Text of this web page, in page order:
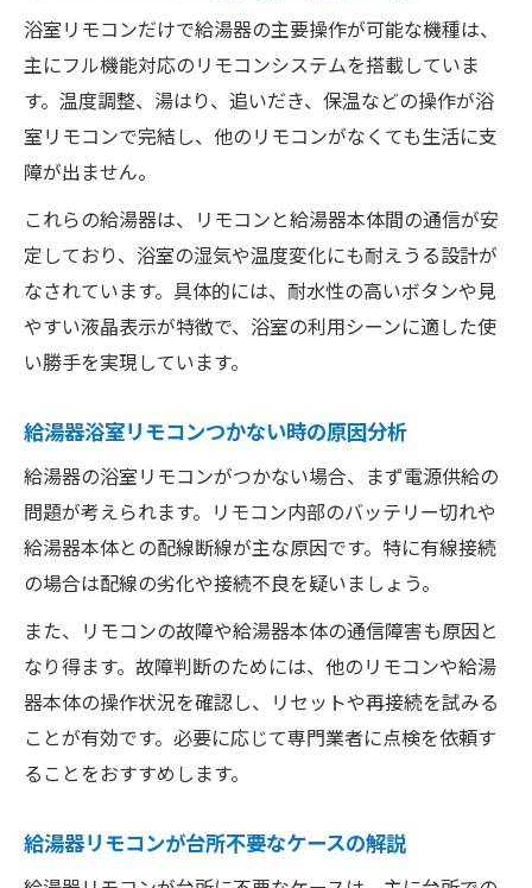
浴室リモコンだけで給湯器の主要操作が可能な機種は、
主にフル機能対応のリモコンシステムを搭載していま
す。温度調整、湯はり、追いだき、保温などの操作が浴
室リモコンで完結し、他のリモコンがなくても生活に支
障が出ません。
これらの給湯器は、リモコンと給湯器本体間の通信が安
定しており、浴室の湿気や温度変化にも耐えうる設計が
なされています。具体的には、耐水性の高いボタンや見
やすい液晶表示が特徴で、浴室の利用シーンに適した使
い勝手を実現しています。
給湯器浴室リモコンつかない時の原因分析
給湯器の浴室リモコンがつかない場合、まず電源供給の
問題が考えられます。リモコン内部のバッテリー切れや
給湯器本体との配線断線が主な原因です。特に有線接続
の場合は配線の劣化や接続不良を疑いましょう。
また、リモコンの故障や給湯器本体の通信障害も原因と
なり得ます。故障判断のためには、他のリモコンや給湯
器本体の操作状況を確認し、リセットや再接続を試みる
ことが有効です。必要に応じて専門業者に点検を依頼す
ることをおすすめします。
給湯器リモコンが台所不要なケースの解説